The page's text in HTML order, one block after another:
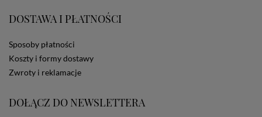
użytkownika. Jeżeli użytkownik nie wyraża zgody na
informacji o plikach cookies.
DOSTAWA I PŁATNOŚCI
Sposoby płatności
Koszty i formy dostawy
Zwroty i reklamacje
DOŁĄCZ DO NEWSLETTERA